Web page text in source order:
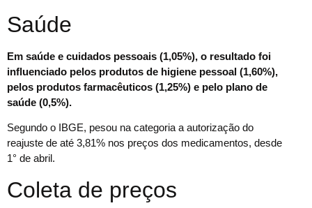
Saúde
Em saúde e cuidados pessoais (1,05%), o resultado foi
influenciado pelos produtos de higiene pessoal (1,60%),
pelos produtos farmacêuticos (1,25%) e pelo plano de
saúde (0,5%).
Segundo o IBGE, pesou na categoria a autorização do
reajuste de até 3,81% nos preços dos medicamentos, desde
1° de abril.
Coleta de preços